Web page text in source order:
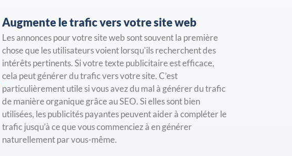
Augmente le trafic vers votre site web
Les annonces pour votre site web sont souvent la première
chose que les utilisateurs voient lorsqu'ils recherchent des
intérêts pertinents. Si votre texte publicitaire est efficace,
cela peut générer du trafic vers votre site. C’est
particulièrement utile si vous avez du mal à générer du trafic
de manière organique grâce au SEO. Si elles sont bien
utilisées, les publicités payantes peuvent aider à compléter le
trafic jusqu’à ce que vous commenciez à en générer
naturellement par vous-même.